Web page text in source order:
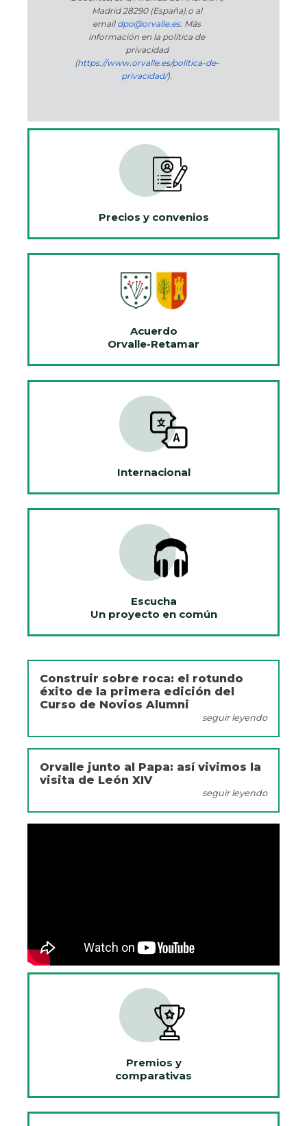
Madrid 28290 (España),o al
emaildpo@orvalle.es. Más
información en la política de
privacidad
(https://www.orvalle.es/politica-de-
privacidad/).
Precios y convenios
Acuerdo
Orvalle-Retamar
Internacional
Escucha
Un proyecto en común
Construir sobre roca: el rotundo
éxito de la primera edición del
Curso de Novios Alumni
seguir leyendo
Orvalle junto al Papa: así vivimos la
visita de León XIV
seguir leyendo
Premios y
comparativas